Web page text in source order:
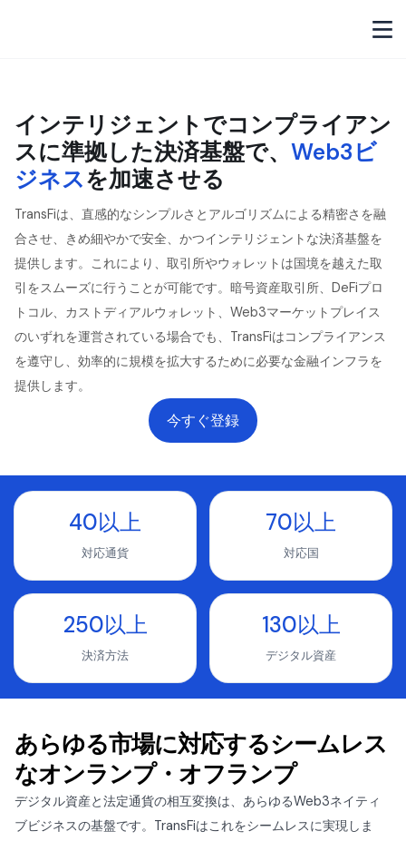
インテリジェントでコンプライアン
スに準拠した決済基盤で、 Web3ビ
ジネスを加速させる
TransFiは、直感的なシンプルさとアルゴリズムによる精密さを融
合させ、きめ細やかで安全、かつインテリジェントな決済基盤を
提供します。これにより、取引所やウォレットは国境を越えた取
引をスムーズに行うことが可能です。暗号資産取引所、DeFiプロ
トコル、カストディアルウォレット、Web3マーケットプレイス
のいずれを運営されている場合でも、TransFiはコンプライアンス
を遵守し、効率的に規模を拡大するために必要な金融インフラを
提供します。
今すぐ登録
40以上
対応通貨
70以上
対応国
250以上
決済方法
130以上
デジタル資産
あらゆる市場に対応するシームレス
なオンランプ・オフランプ
デジタル資産と法定通貨の相互変換は、あらゆるWeb3ネイティ
ブビジネスの基盤です。TransFiはこれをシームレスに実現しま